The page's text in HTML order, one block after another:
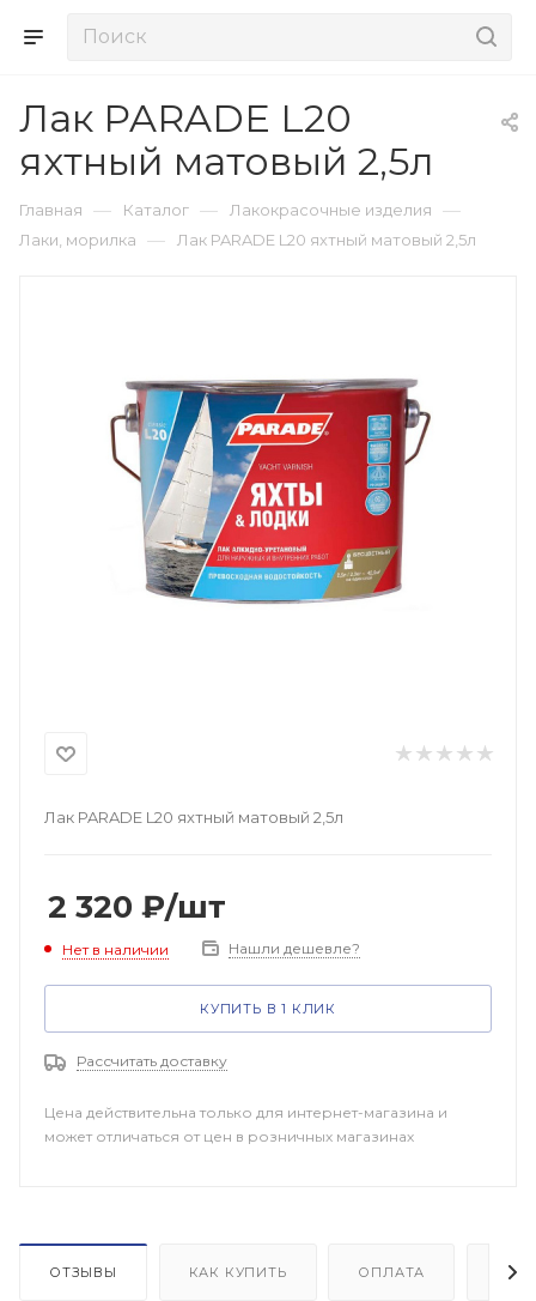
Лак PARADE L20
яхтный матовый 2,5л
Главная — Каталог — Лакокрасочные изделия —
Лаки, морилка — Лак PARADE L20 яхтный матовый 2,5л
Лак PARADE L20 яхтный матовый 2,5л
2 320 ₽/шт
Нет в наличии Нашли дешевле?
КУПИТЬ В 1 КЛИК
Рассчитать доставку
Цена действительна только для интернет-магазина и
может отличаться от цен в розничных магазинах
ОТЗЫВЫ КАК КУПИТЬ ОПЛАТА